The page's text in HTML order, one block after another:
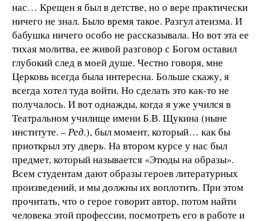
нас… Крещен я был в детстве, но о вере практически
ничего не знал. Было время такое. Разгул атеизма. И
бабушка ничего особо не рассказывала. Но вот эта ее
тихая молитва, ее живой разговор с Богом оставил
глубокий след в моей душе. Честно говоря, мне
Церковь всегда была интересна. Больше скажу, я
всегда хотел туда войти. Но сделать это как-то не
получалось. И вот однажды, когда я уже учился в
Театральном училище имени Б.В. Щукина (ныне
институте. –Ред.), был момент, который… как бы
приоткрыл эту дверь. На втором курсе у нас был
предмет, который называется «Этюды на образы».
Всем студентам дают образы героев литературных
произведений, и мы должны их воплотить. При этом
прочитать, что о герое говорит автор, потом найти
человека этой профессии, посмотреть его в работе и